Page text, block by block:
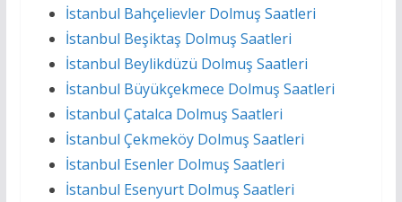
İstanbul Bahçelievler Dolmuş Saatleri
İstanbul Beşiktaş Dolmuş Saatleri
İstanbul Beylikdüzü Dolmuş Saatleri
İstanbul Büyükçekmece Dolmuş Saatleri
İstanbul Çatalca Dolmuş Saatleri
İstanbul Çekmeköy Dolmuş Saatleri
İstanbul Esenler Dolmuş Saatleri
İstanbul Esenyurt Dolmuş Saatleri